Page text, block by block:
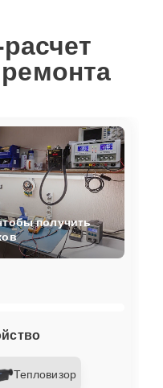
Тепловизор
получить